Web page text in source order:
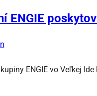
ENGIE
ENGIE vo Veľkej